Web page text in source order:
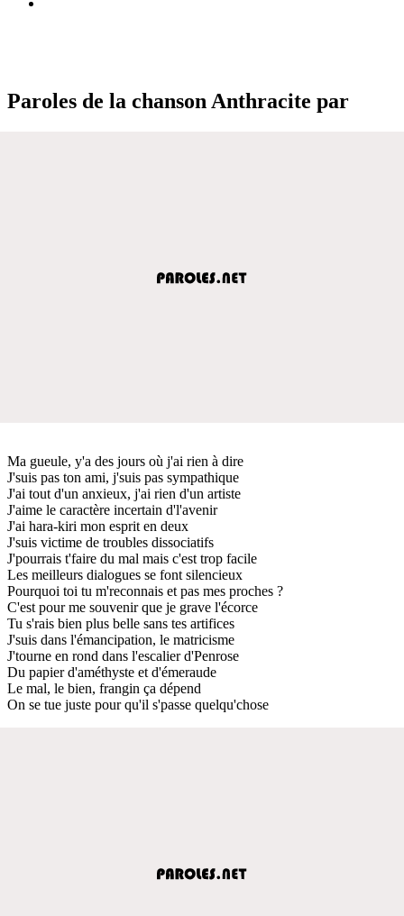
Paroles de la chanson Anthracite par
Ma gueule, y'a des jours où j'ai rien à dire
J'suis pas ton ami, j'suis pas sympathique
J'ai tout d'un anxieux, j'ai rien d'un artiste
J'aime le caractère incertain d'l'avenir
J'ai hara-kiri mon esprit en deux
J'suis victime de troubles dissociatifs
J'pourrais t'faire du mal mais c'est trop facile
Les meilleurs dialogues se font silencieux
Pourquoi toi tu m'reconnais et pas mes proches ?
C'est pour me souvenir que je grave l'écorce
Tu s'rais bien plus belle sans tes artifices
J'suis dans l'émancipation, le matricisme
J'tourne en rond dans l'escalier d'Penrose
Du papier d'améthyste et d'émeraude
Le mal, le bien, frangin ça dépend
On se tue juste pour qu'il s'passe quelqu'chose